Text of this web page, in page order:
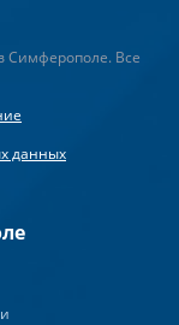
Симферополе. Все
данных